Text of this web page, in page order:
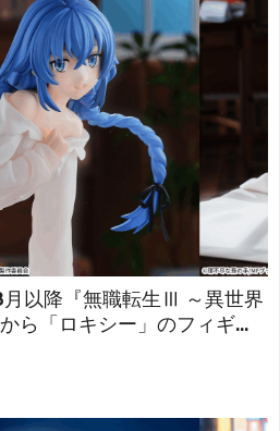
以降『無職転生Ⅲ ～異世界
ら「ロキシー」のフィギュ